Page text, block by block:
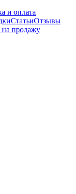
и оплата
СтатьиОтзывы
на продажу